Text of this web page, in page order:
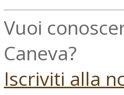
Vuoi
Caneva?
Iscriviti alla